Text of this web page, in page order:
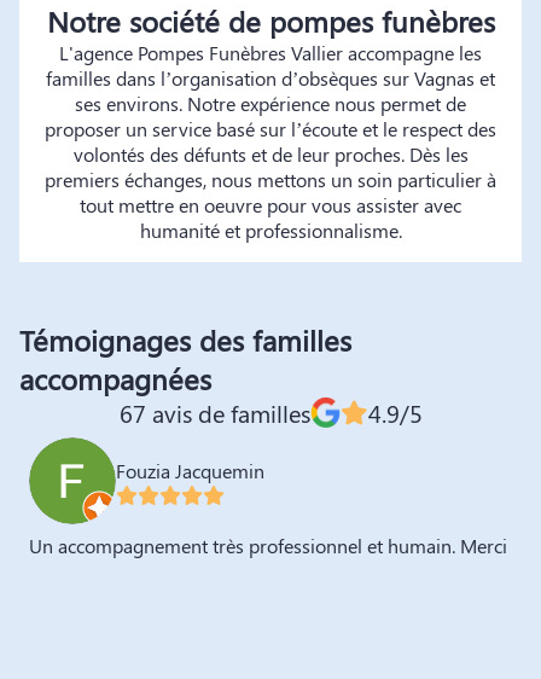
Notre société de pompes funèbres
L'agence Pompes Funèbres Vallier accompagne les
familles dans l’organisation d’obsèques sur Vagnas et
ses environs. Notre expérience nous permet de
proposer un service basé sur l’écoute et le respect des
volontés des défunts et de leur proches. Dès les
premiers échanges, nous mettons un soin particulier à
tout mettre en oeuvre pour vous assister avec
humanité et professionnalisme.
Témoignages des familles
accompagnées
67 avis de familles 4.9/5
Fouzia Jacquemin
Un accompagnement très professionnel et humain. Merci